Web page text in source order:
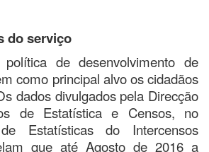
do serviço
de desenvolvimento de
como principal alvo os cidadãos
dados divulgados pela Direcção
de Estatística e Censos, no
Estatísticas do Intercensos
que até Agosto de 2016 a